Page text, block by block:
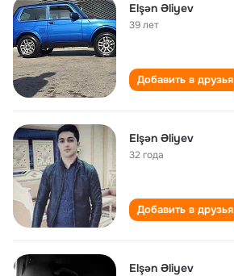
Elşən Əliyev
39 лет
Добавить в друзья
Elşən Əliyev
32 года
Добавить в друзья
Elşən Əliyev